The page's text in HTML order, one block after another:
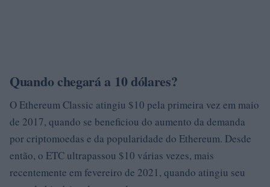
Quando chegará a 10 dólares?
O Ethereum Classic atingiu $10 pela primeira vez em maio
de 2017, quando se beneficiou do aumento da demanda
por criptomoedas e da popularidade do Ethereum. Desde
então, o ETC ultrapassou $10 várias vezes, mais
recentemente em fevereiro de 2021, quando atingiu seu